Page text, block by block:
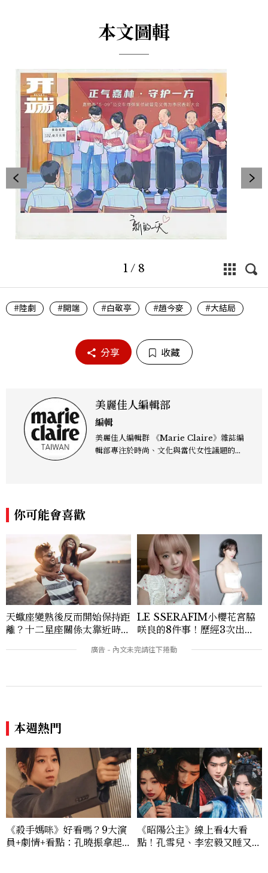
本文圖輯
1 / 8
#陸劇 #開端 #白敬亭 #趙今麥 #大結局
分享 收藏
美麗佳人編輯部
編輯
美麗佳人編輯群 《Marie Claire》雜誌編
輯部專注於時尚、文化與當代女性議題的深
視角與編輯直覺，引領讀者探索女性多元面
貌與生活品味風格的無限可能。
你可能會喜歡
天蠍座變熟後反而開始保持距
離？十二星座關係太靠近時最
LE SSERAFIM小櫻花宮脇
咲良的8件事！歷經3次出
王、靠「這招」養成17吋螞蟻
本週熱門
《殺手媽咪》好看嗎？9大演
員+劇情+看點：孔曉振拿起
《昭陽公主》線上看4大看
點！孔雪兒、李宏毅又睡又鬥